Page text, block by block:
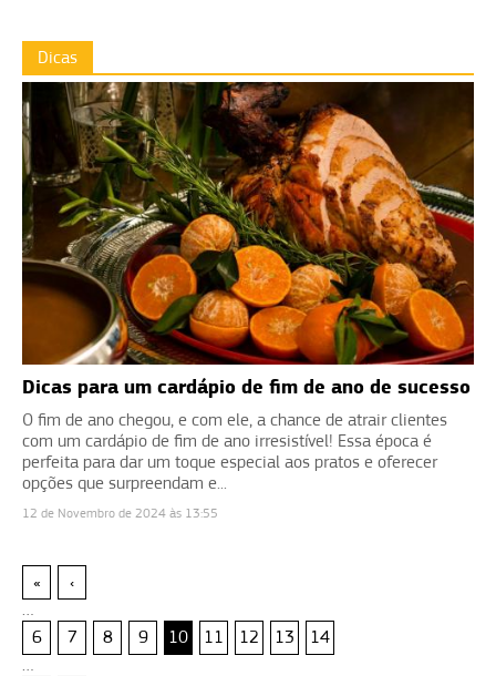
Dicas
Dicas para um cardápio de fim de ano de sucesso
O fim de ano chegou, e com ele, a chance de atrair clientes
com um cardápio de fim de ano irresistível! Essa época é
perfeita para dar um toque especial aos pratos e oferecer
opções que surpreendam e...
12 de Novembro de 2024 às 13:55
«
‹
…
6
7 8 9 10 11 12 13
14
…